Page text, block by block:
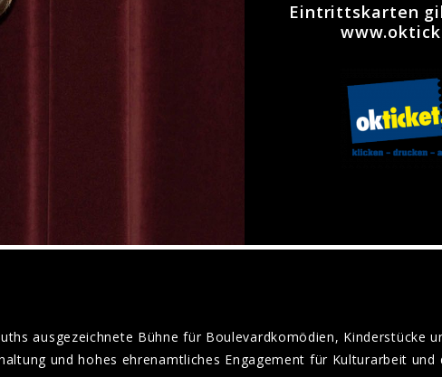
Eintrittskarten
ausgezeichnete Bühne für Boulevardkomödien, Kinderstücke
und hohes ehrenamtliches Engagement für Kulturarbeit und